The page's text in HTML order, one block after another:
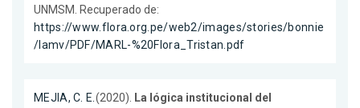
UNMSM. Recuperado de:
https://www.flora.org.pe/web2/images/stories/bonnie
/lamv/PDF/MARL-%20Flora_Tristan.pdf
MEJIA, C. E.(2020). La lógica institucional del